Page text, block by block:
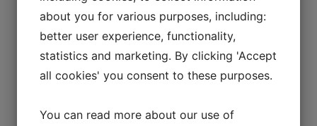
24 000 Pojazd kołowy
Direktel Olej napędowy
about you for various purposes, including:
better user experience, functionality,
statistics and marketing. By clicking 'Accept
all cookies' you consent to these purposes.
You can read more about our use of